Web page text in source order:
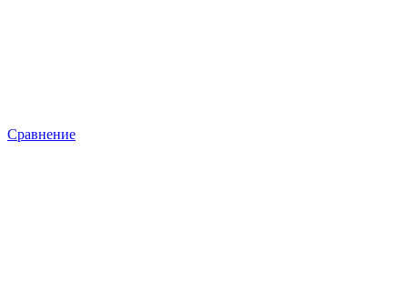
Сравнение